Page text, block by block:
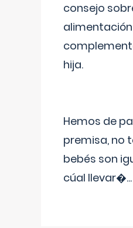
consejo
alimentación
hija.
Hemos de
premisa, no
bebés son
cúal llevar�...